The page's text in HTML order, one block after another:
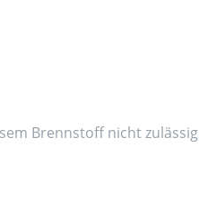
Brennstoff nicht zulässig